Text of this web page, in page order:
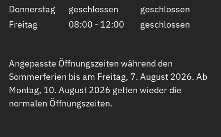
Donnerstag
geschlossen
geschlossen
Freitag
08:00 - 12:00 geschlossen
Angepasste Öffnungszeiten während den
Sommerferien bis am Freitag, 7. August 2026. Ab
Montag, 10. August 2026 gelten wieder die
normalen Öffnungszeiten.